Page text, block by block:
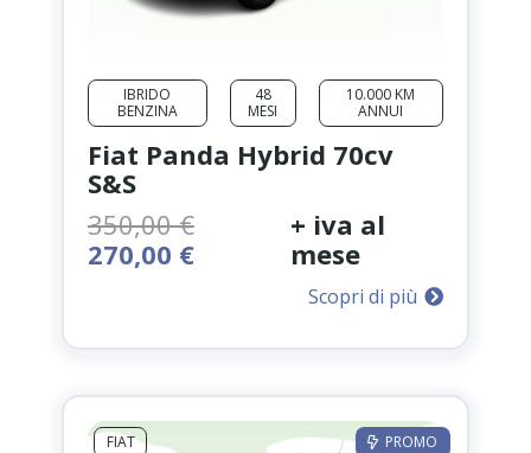
IBRIDO
BENZINA
48
MESI
10.000 KM
ANNUI
Fiat Panda Hybrid 70cv
S&S
350,00€
Il
era:
270,00 €Il
è:
+ iva al
mese
Scopri di più
FIAT PROMO